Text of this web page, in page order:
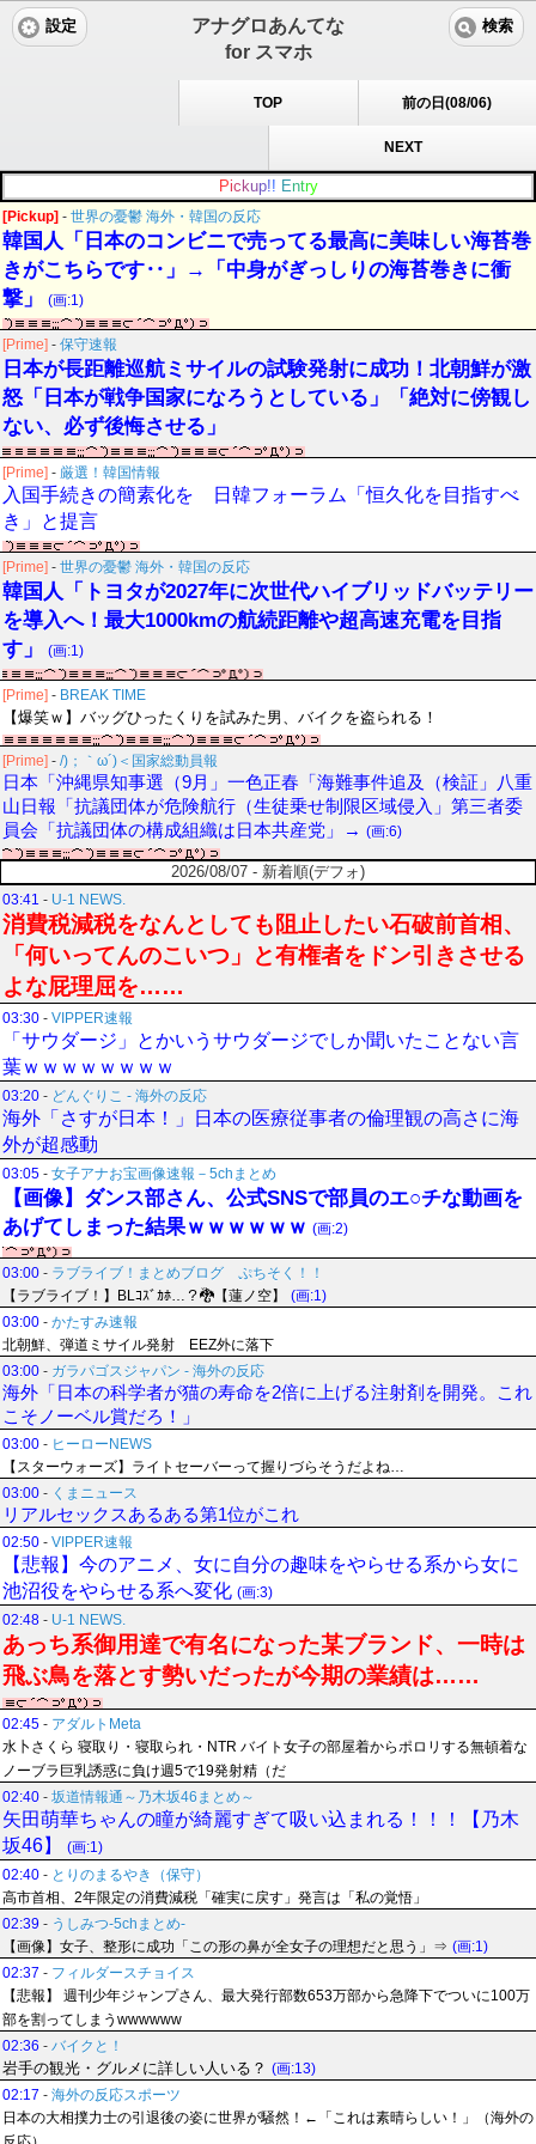
アナグロあんてな
for スマホ
設定 検索
TOP 前の日(08/06)
NEXT
Pic kup!! Entry
[Pickup] - 世界の憂鬱 海外・韓国の反応
韓国人「日本のコンビニで売ってる最高に美味しい海苔巻
きがこちらです‥」→「中身がぎっしりの海苔巻きに衝
撃」
(画:1)
[Prime] - 保守速報
日本が長距離巡航ミサイルの試験発射に成功！北朝鮮が激
怒「日本が戦争国家になろうとしている」「絶対に傍観し
ない、必ず後悔させる」
[Prime] - 厳選！韓国情報
入国手続きの簡素化を 日韓フォーラム「恒久化を目指すべ
き」と提言
[Prime] - 世界の憂鬱 海外・韓国の反応
韓国人「トヨタが2027年に次世代ハイブリッドバッテリー
を導入へ！最大1000kmの航続距離や超高速充電を目指
す」
(画:1)
[Prime] - BREAK TIME
【爆笑ｗ】バッグひったくりを試みた男、バイクを盗られる！
[Prime] - /)；｀ω´)＜国家総動員報
日本「沖縄県知事選（9月」一色正春「海難事件追及（検証」八重
山日報「抗議団体が危険航行（生徒乗せ制限区域侵入」第三者委
員会「抗議団体の構成組織は日本共産党」→ (画:6)
2026/08/07 - 新着順(デフォ)
03:41 - U-1 NEWS.
消費税減税をなんとしても阻止したい石破前首相、
「何いってんのこいつ」と有権者をドン引きさせる
よな屁理屈を……
03:30 - VIPPER速報
「サウダージ」とかいうサウダージでしか聞いたことない言
葉ｗｗｗｗｗｗｗｗ
03:20 - どんぐりこ - 海外の反応
海外「さすが日本！」日本の医療従事者の倫理観の高さに海
外が超感動
03:05 - 女子アナお宝画像速報－5chまとめ
【画像】ダンス部さん、公式SNSで部員のエ○チな動画を
あげてしまった結果ｗｗｗｗｗｗ (画:2)
03:00 - ラブライブ！まとめブログ ぷちそく！！
【ラブライブ！】BLｺｽﾞｶﾎ…？🐉【蓮ノ空】
(画:1)
03:00 - かたすみ速報
北朝鮮、弾道ミサイル発射 EEZ外に落下
03:00 - ガラパゴスジャパン - 海外の反応
海外「日本の科学者が猫の寿命を2倍に上げる注射剤を開発。これ
こそノーベル賞だろ！」
03:00 - ヒーローNEWS
【スターウォーズ】ライトセーバーって握りづらそうだよね…
03:00 - くまニュース
リアルセックスあるある第1位がこれ
02:50 - VIPPER速報
【悲報】今のアニメ、女に自分の趣味をやらせる系から女に
池沼役をやらせる系へ変化 (画:3)
02:48 - U-1 NEWS.
あっち系御用達で有名になった某ブランド、一時は
飛ぶ鳥を落とす勢いだったが今期の業績は……
02:45 - アダルトMeta
水卜さくら 寝取り・寝取られ・NTR バイト女子の部屋着からポロリする無頓着な
ノーブラ巨乳誘惑に負け週5で19発射精（だ
02:40 - 坂道情報通～乃木坂46まとめ～
矢田萌華ちゃんの瞳が綺麗すぎて吸い込まれる！！！【乃木
坂46】
(画:1)
02:40 - とりのまるやき（保守）
高市首相、2年限定の消費減税「確実に戻す」発言は「私の覚悟」
02:39 - うしみつ-5chまとめ-
【画像】女子、整形に成功「この形の鼻が全女子の理想だと思う」⇒ (画:1)
02:37 - フィルダースチョイス
【悲報】 週刊少年ジャンプさん、最大発行部数653万部から急降下でついに100万
部を割ってしまうwwwwww
02:36 - バイクと！
岩手の観光・グルメに詳しい人いる？ (画:13)
02:17 - 海外の反応スポーツ
日本の大相撲力士の引退後の姿に世界が騒然！←「これは素晴らしい！」（海外の